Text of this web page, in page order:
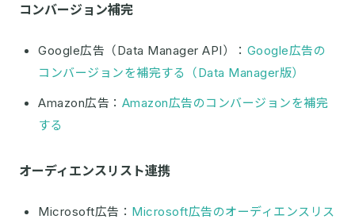
コンバージョン補完
Google広告（Data Manager API）： Google広告の
コンバージョンを補完する（Data Manager版）
Amazon広告： Amazon広告のコンバージョンを補完
する
オーディエンスリスト連携
Microsoft広告： Microsoft広告のオーディエンスリス